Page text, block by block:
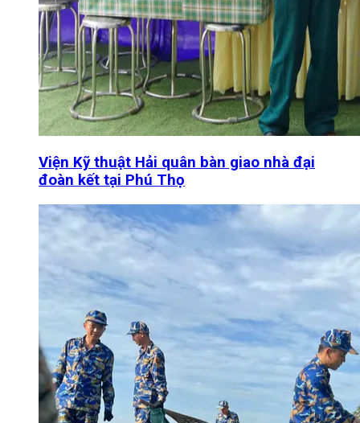
Viện Kỹ thuật Hải quân bàn giao nhà đại
đoàn kết tại Phú Thọ